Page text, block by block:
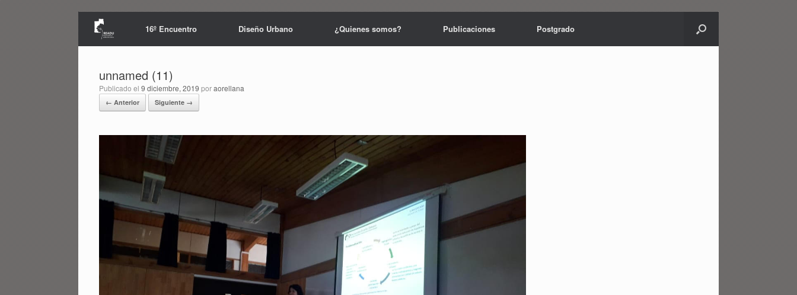
Saltar
al
contenido
16º Encuentro Diseño Urbano ¿Quienes somos? Publicaciones Postgrado
unnamed (11)
Publicado el 9 diciembre, 2019 poraorellana
← Anterior Siguiente →